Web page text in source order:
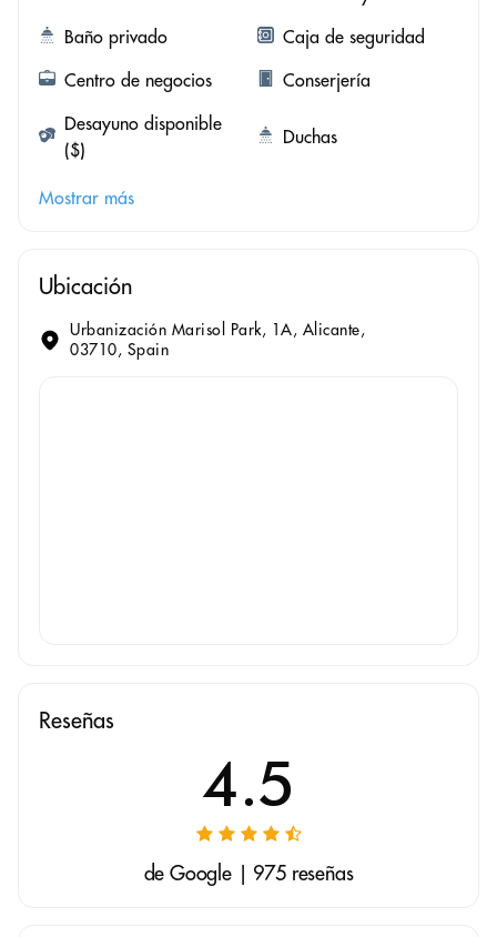
Baño privado
Caja de seguridad
Centro de negocios
Conserjería
Desayuno disponible
($)
Duchas
Mostrar más
Ubicación
Urbanización Marisol Park, 1A, Alicante,
03710, Spain
Reseñas
4.5
de Google | 975 reseñas